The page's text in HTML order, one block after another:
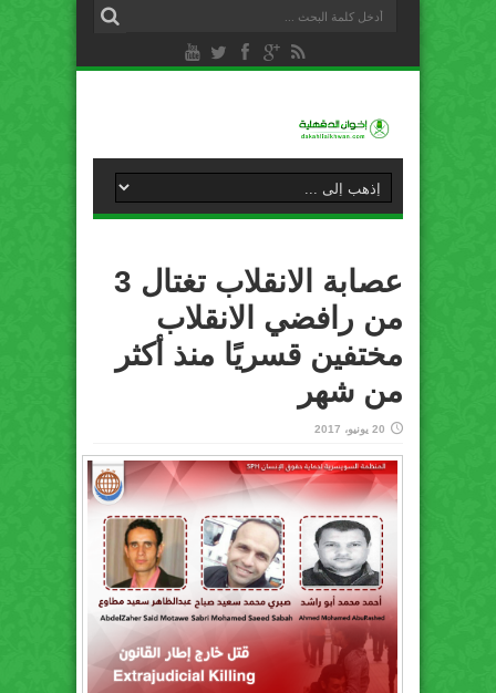
عصابة الانقلاب تغتال 3
من رافضي الانقلاب
مختفين قسريًا منذ أكثر
من شهر
20 يونيو، 2017